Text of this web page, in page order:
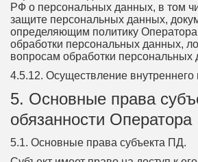
РФ о персональных данных, в том
защите персональных данных,
определяющим политику
обработки персональных данных,
вопросам обработки персональных
4.5.12. Осуществление внутреннего
5. Основные права
обязанности Оператора
5.1. Основные права субъекта ПД.